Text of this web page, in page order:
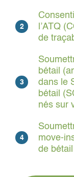
2
l’ATQ
de
3
bétail
dans le
bétail
nés sur
4
move-
de